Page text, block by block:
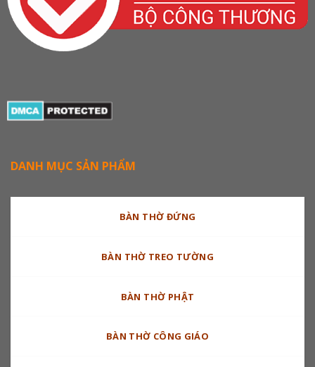
DANH MỤC SẢN PHẨM
BÀN THỜ ĐỨNG
BÀN THỜ TREO TƯỜNG
BÀN THỜ PHẬT
BÀN THỜ CÔNG GIÁO